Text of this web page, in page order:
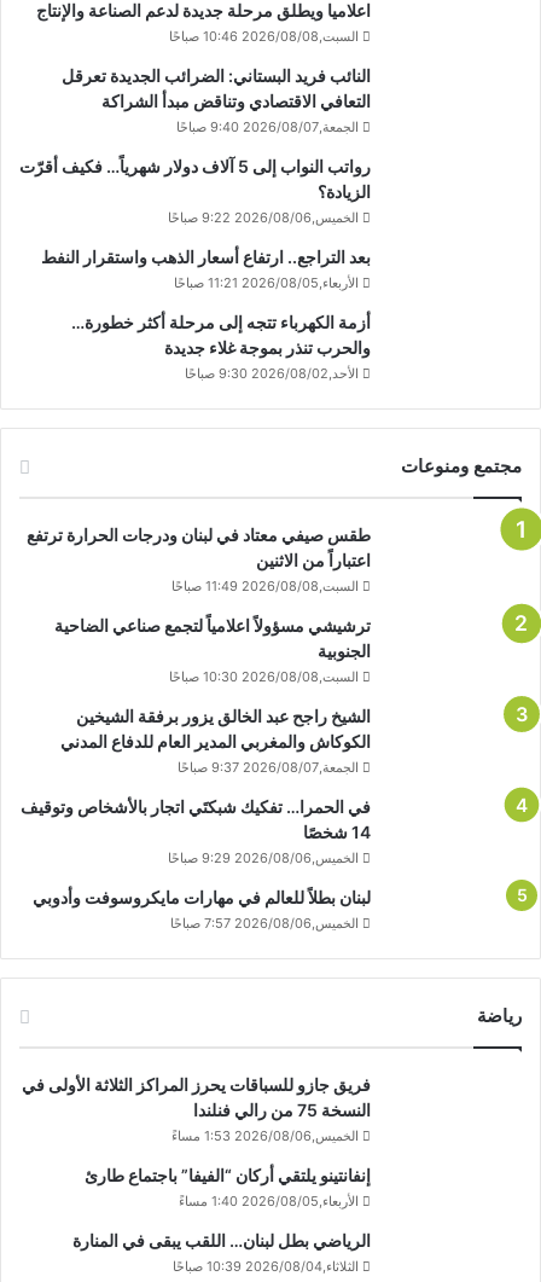
اعلاميا ويطلق مرحلة جديدة لدعم الصناعة والإنتاج
السبت,2026/08/08 10:46 صباحًا
النائب فريد البستاني: الضرائب الجديدة تعرقل
التعافي الاقتصادي وتناقض مبدأ الشراكة
الجمعة,2026/08/07 9:40 صباحًا
رواتب النواب إلى 5 آلاف دولار شهرياً… فكيف أقرّت
الزيادة؟
الخميس,2026/08/06 9:22 صباحًا
بعد التراجع.. ارتفاع أسعار الذهب واستقرار النفط
الأربعاء,2026/08/05 11:21 صباحًا
أزمة الكهرباء تتجه إلى مرحلة أكثر خطورة…
والحرب تنذر بموجة غلاء جديدة
الأحد,2026/08/02 9:30 صباحًا
مجتمع ومنوعات
طقس صيفي معتاد في لبنان ودرجات الحرارة ترتفع
اعتباراً من الاثنين
السبت,2026/08/08 11:49 صباحًا
ترشيشي مسؤولاً اعلامياً لتجمع صناعي الضاحية
الجنوبية
السبت,2026/08/08 10:30 صباحًا
الشيخ راجح عبد الخالق يزور برفقة الشيخين
الكوكاش والمغربي المدير العام للدفاع المدني
الجمعة,2026/08/07 9:37 صباحًا
في الحمرا… تفكيك شبكتَي اتجار بالأشخاص وتوقيف
14 شخصًا
الخميس,2026/08/06 9:29 صباحًا
لبنان بطلاً للعالم في مهارات مايكروسوفت وأدوبي
الخميس,2026/08/06 7:57 صباحًا
رياضة
فريق جازو للسباقات يحرز المراكز الثلاثة الأولى في
النسخة 75 من رالي فنلندا
الخميس,2026/08/06 1:53 مساءً
إنفانتينو يلتقي أركان “الفيفا” باجتماع طارئ
الأربعاء,2026/08/05 1:40 مساءً
الرياضي بطل لبنان… اللقب يبقى في المنارة
الثلاثاء,2026/08/04 10:39 صباحًا